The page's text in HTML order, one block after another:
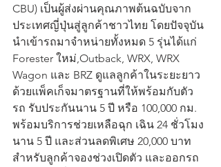
CBU) เป็นผู้ส่งผ่านคุณภาพต้นฉบับจาก
ประเทศญี่ปุ่นสู่ลูกค้าชาวไทย โดยปัจจุบัน
นำเข้ารถมาจำหน่ายทั้งหมด 5 รุ่นได้แก่
Forester ใหม่,Outback, WRX, WRX
Wagon และ BRZ ดูแลลูกค้าในระยะยาว
ด้วยแพ็คเก็จมาตรฐานที่ให้พร้อมกับตัว
รถ รับประกันนาน 5 ปี หรือ 100,000 กม.
พร้อมบริการช่วยเหลือฉุก เฉิน 24 ชั่วโมง
นาน 5 ปี และส่วนลดพิเศษ 20,000 บาท
สำหรับลูกค้าจองช่วงเปิดตัว และออกรถ